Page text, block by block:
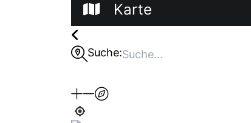
Karte
Suche: